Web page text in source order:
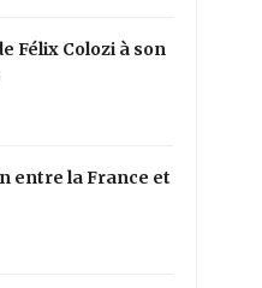
Félix Colozi à son
entre la France et